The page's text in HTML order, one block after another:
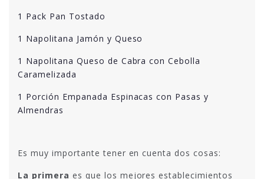
1 Pack Pan Tostado
1 Napolitana Jamón y Queso
1 Napolitana Queso de Cabra con Cebolla
Caramelizada
1 Porción Empanada Espinacas con Pasas y
Almendras
Es muy importante tener en cuenta dos cosas:
La primera es que los mejores establecimientos